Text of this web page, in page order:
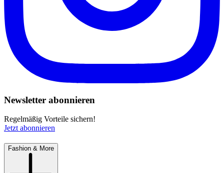
Newsletter abonnieren
Regelmäßig Vorteile sichern!
Jetzt abonnieren
Fashion & More